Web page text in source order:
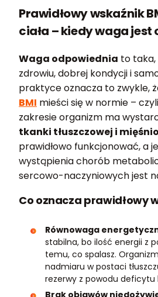
Prawidłowy wskaźnik
ciała – kiedy waga
Waga odpowiednia to
zdrowiu, dobrej kondycji i
praktyce oznacza to zwykle,
BMI mieści się w normie – czyli
zakresie organizm ma
tkanki tłuszczowej i
prawidłowo funkcjonować, a
wystąpienia chorób
sercowo-naczyniowych jest
Co oznacza prawidłowy
Równowaga
stabilna, bo ilość energii z
temu, co spalasz.
nadmiaru w postaci
rezerwy z powodu deficytu
Brak objawów